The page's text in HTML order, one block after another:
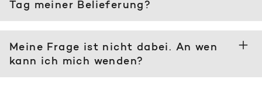
Tag meiner Belieferung?
Meine Frage ist nicht dabei. An wen
kann ich mich wenden?